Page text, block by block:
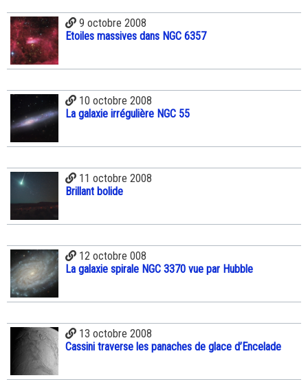
9 octobre 2008
Etoiles massives dans NGC 6357
10 octobre 2008
La galaxie irrégulière NGC 55
11 octobre 2008
Brillant bolide
12 octobre 008
La galaxie spirale NGC 3370 vue par Hubble
13 octobre 2008
Cassini traverse les panaches de glace d’Encelade